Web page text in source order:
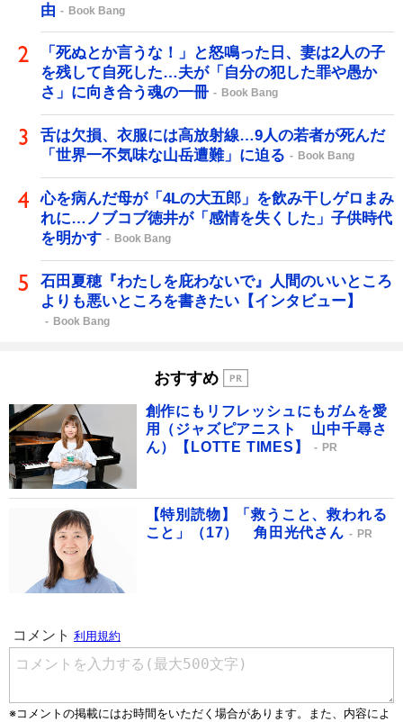
由
Book Bang
「死ぬとか言うな！」と怒鳴った日、妻は2人の子
を残して自死した…夫が「自分の犯した罪や愚か
さ」に向き合う魂の一冊
Book Bang
舌は欠損、衣服には高放射線…9人の若者が死んだ
「世界一不気味な山岳遭難」に迫る
Book Bang
心を病んだ母が「4Lの大五郎」を飲み干しゲロまみ
れに…ノブコブ徳井が「感情を失くした」子供時代
を明かす
Book Bang
石田夏穂『わたしを庇わないで』人間のいいところ
よりも悪いところを書きたい【インタビュー】
Book Bang
おすすめ
創作にもリフレッシュにもガムを愛
用（ジャズピアニスト 山中千尋さ
ん）【LOTTE TIMES】
PR
【特別読物】「救うこと、救われる
こと」（17） 角田光代さん
PR